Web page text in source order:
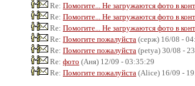
Re: Помогите... Не загружаются фото в
Re: Помогите... Не загружаются фото в
Re: Помогите... Не загружаются фото в
Re: Помогите пожалуйста (серж) 16/08 -
Re: Помогите пожалуйста (petya) 30/08 -
Re: фото (Аня) 12/09 - 03:35:29
Re: Помогите пожалуйста (Alice) 16/09 -